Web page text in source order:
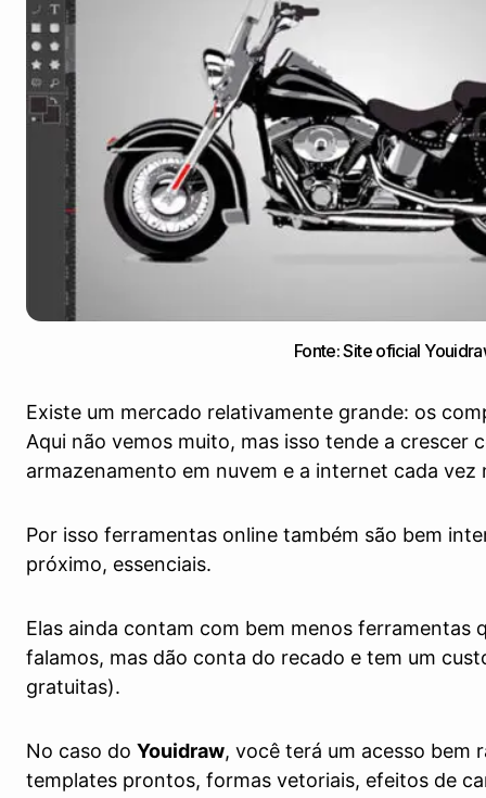
Fonte: Site oficial
Existe um mercado relativamente grande: os
Aqui não vemos muito, mas isso tende a crescer
armazenamento em nuvem e a internet cada vez
Por isso ferramentas online também são bem
próximo, essenciais.
Elas ainda contam com bem menos ferramentas
falamos, mas dão conta do recado e tem um
gratuitas).
No caso do Youidraw, você terá um acesso bem
templates prontos, formas vetoriais, efeitos de